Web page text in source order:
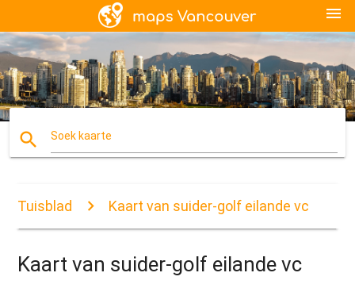
menu
search Soek kaarte
Tuisblad Kaart van suider-golf eilande vc
Kaart van suider-golf eilande vc